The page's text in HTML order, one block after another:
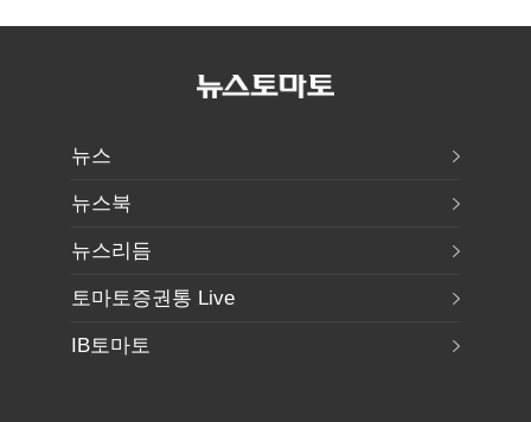
비상대응 돌입
팩토리 속도
뉴스
뉴스북
뉴스리듬
토마토증권통 Live
IB토마토